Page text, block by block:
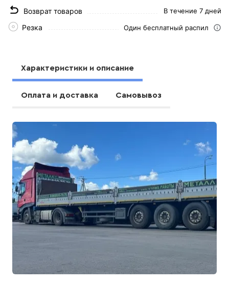
Возврат товаров В течение 7 дней
Резка Один бесплатный распил
Характеристики и описание
Оплата и доставка Самовывоз